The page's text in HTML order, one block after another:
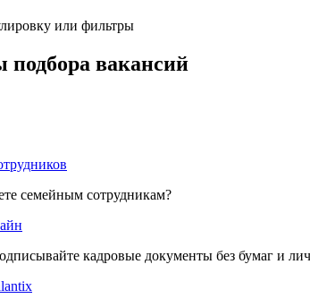
или фильтры
вакансий
семейным сотрудникам?
кадровые документы без бумаг и